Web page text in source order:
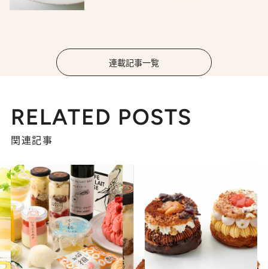
連載記事一覧
RELATED POSTS
関連記事